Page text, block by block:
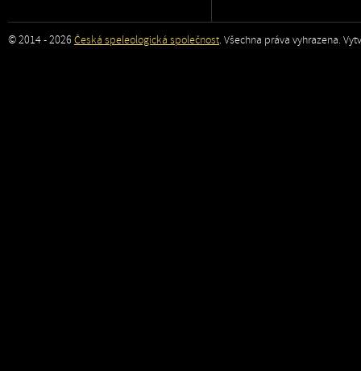
© 2014 - 2026 Česká speleologická společnost. Všechna práva vyhrazena.